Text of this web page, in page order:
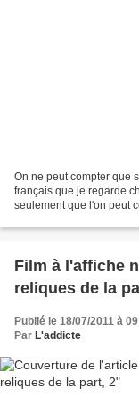
On ne peut compter que
français que je regarde
seulement que l'on peut
Film à l'affiche
reliques de la
Publié le 18/07/2011 à
Par L'addicte